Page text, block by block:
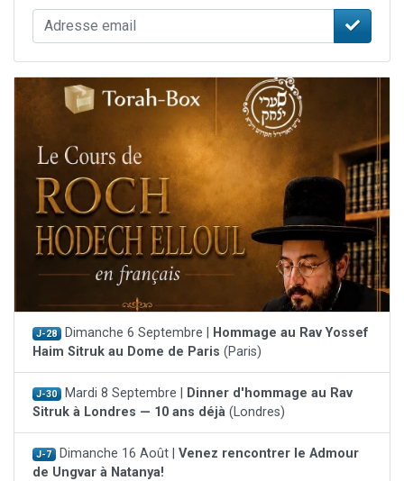
J-28 Dimanche 6 Septembre |
Hommage au Rav Yossef
Haim Sitruk au Dome de Paris (Paris)
J-30 Mardi 8 Septembre |
Dinner d'hommage au Rav
Sitruk à Londres — 10 ans déjà (Londres)
J-7 Dimanche 16 Août | Venez rencontrer le Admour
de Ungvar à Natanya!